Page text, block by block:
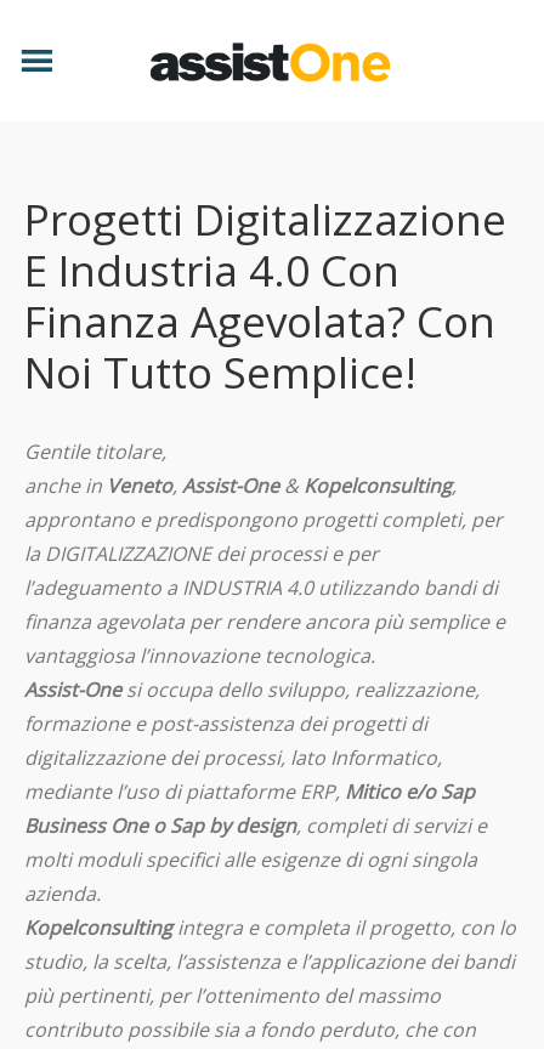
Progetti Digitalizzazione
E Industria 4.0 Con
Finanza Agevolata? Con
Noi Tutto Semplice!
Gentile titolare,
anche in Veneto,Assist-One& Kopelconsulting,
approntano e predispongono progetti completi, per
la DIGITALIZZAZIONE dei processi e per
l’adeguamento a INDUSTRIA 4.0 utilizzando bandi di
finanza agevolata per rendere ancora più semplice e
vantaggiosa l’innovazione tecnologica.
Assist-Onesi occupa dello sviluppo, realizzazione,
formazione e post-assistenza dei progetti di
digitalizzazione dei processi, lato Informatico,
mediante l’uso di piattaforme ERP, Mitico e/o Sap
Business One o Sap by design, completi di servizi e
molti moduli specifici alle esigenze di ogni singola
azienda.
Kopelconsultingintegra e completa il progetto, con lo
studio, la scelta, l’assistenza e l’applicazione dei bandi
più pertinenti, per l’ottenimento del massimo
contributo possibile sia a fondo perduto, che con